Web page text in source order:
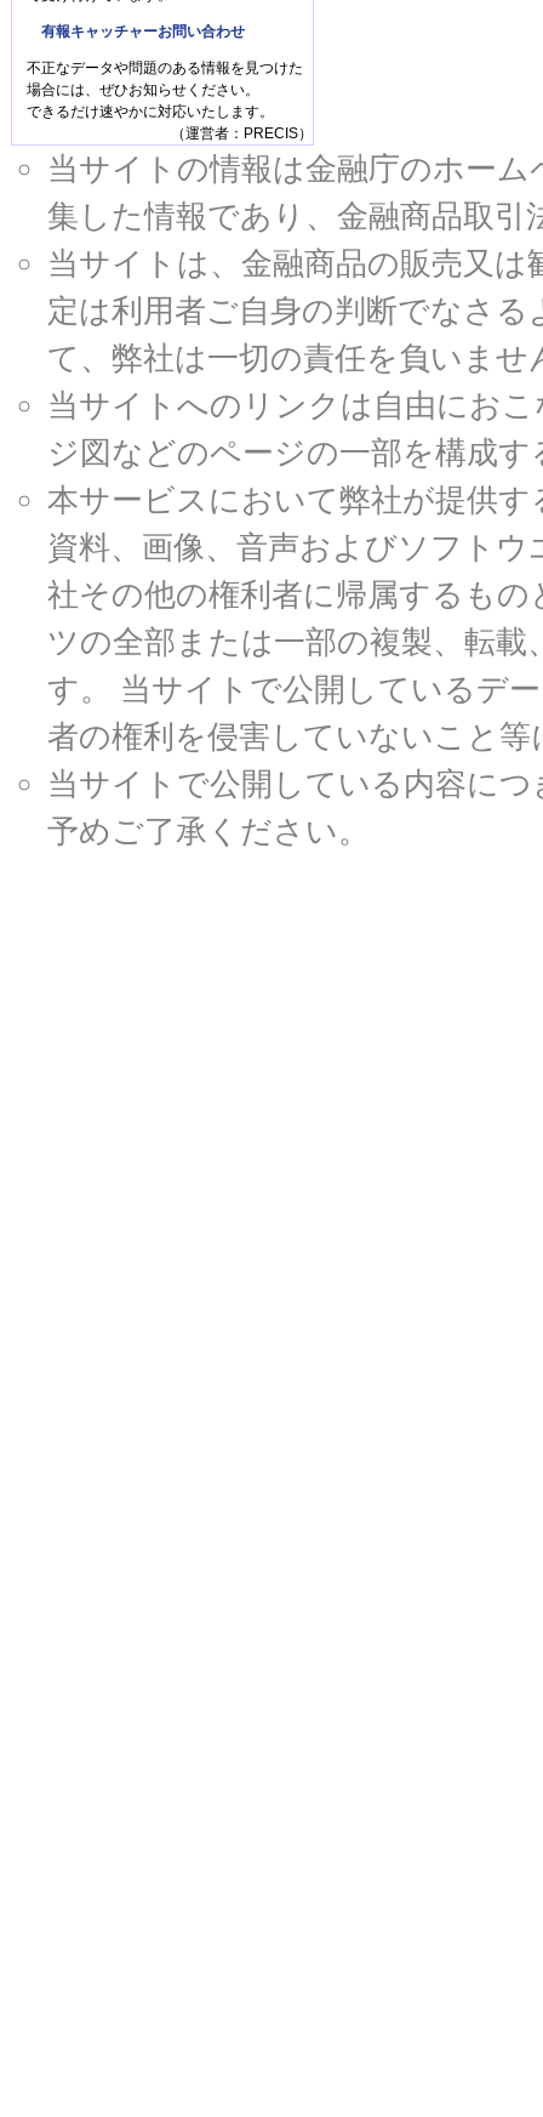
有報キャッチャーお問い合わせ
不正なデータや問題のある情報を見つけた
場合には、ぜひお知らせください。
できるだけ速やかに対応いたします。
（運営者：PRECIS）
当サイトの情報は金融庁のホー
集した情報であり、金融商品取
当サイトは、金融商品の販売又
定は利用者ご自身の判断でなさ
て、弊社は一切の責任を負いませ
当サイトへのリンクは自由にお
ジ図などのページの一部を構成
本サービスにおいて弊社が提供
資料、画像、音声およびソフト
社その他の権利者に帰属するも
ツの全部または一部の複製、転
す。 当サイトで公開しているデ
者の権利を侵害していないこと
当サイトで公開している内容に
予めご了承ください。